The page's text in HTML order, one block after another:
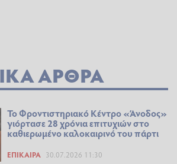
ΆΡΘΡΑ
Το Φροντιστηριακό Κέντρο «Άνοδος»
γιόρτασε 28 χρόνια επιτυχιών στο
καθιερωμένο καλοκαιρινό του πάρτι
ΕΠΊΚΑΙΡΑ 30.07.2026 11:30